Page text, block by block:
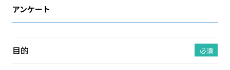
アンケート
目的 必須